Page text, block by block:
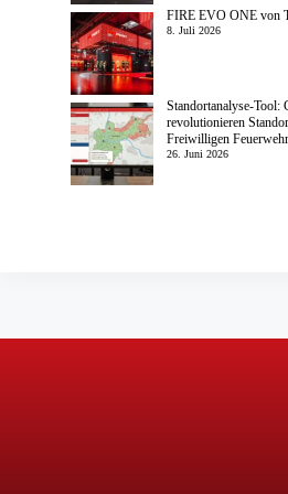
FIRE EVO ONE von
8. Juli 2026
Standortanalyse-Tool:
revolutionieren
Freiwilligen
26. Juni 2026